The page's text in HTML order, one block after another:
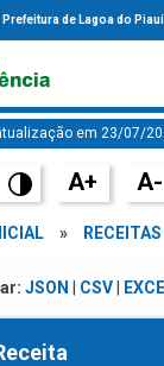
Prefeitura de Lagoa do Piauí
em 23/07/
A+ A-
» RECEITAS
JSON CSV|